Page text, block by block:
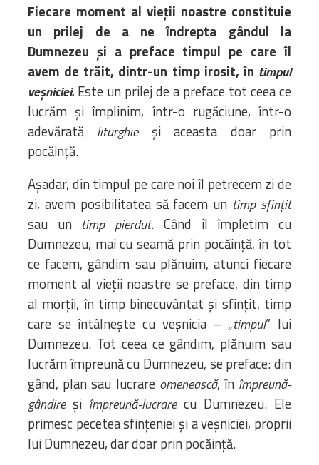
Fiecare moment al vieții noastre constituie
un prilej de a ne îndrepta gândul la
Dumnezeu și a preface timpul pe care îl
avem de trăit, dintr-un timp irosit, în timpul
veșniciei. Este un prilej de a preface tot ceea ce
lucrăm și împlinim, într-o rugăciune, într-o
adevărată liturghieși aceasta doar prin
pocăință.
Așadar, din timpul pe care noi îl petrecem zi de
zi, avem posibilitatea să facem un timp sfințit
sau un timp pierdut. Când îl împletim cu
Dumnezeu, mai cu seamă prin pocăință, în tot
ce facem, gândim sau plănuim, atunci fiecare
moment al vieții noastre se preface, din timp
al morții, în timp binecuvântat și sfințit, timp
care se întâlnește cu veșnicia – „timpul” lui
Dumnezeu. Tot ceea ce gândim, plănuim sau
lucrăm împreună cu Dumnezeu, se preface: din
gând, plan sau lucrare omenească, în împreună-
gândireși împreună-lucrarecu Dumnezeu. Ele
primesc pecetea sfințeniei și a veșniciei, proprii
lui Dumnezeu, dar doar prin pocăință.